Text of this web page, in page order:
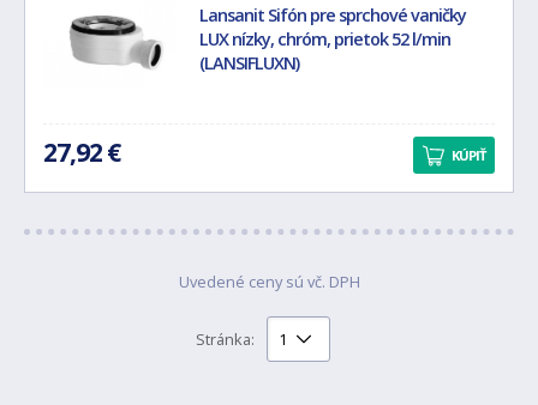
Lansanit Sifón pre sprchové vaničky
LUX nízky, chróm, prietok 52 l/min
(LANSIFLUXN)
27,92 € KÚPIŤ
Uvedené ceny sú vč. DPH
Stránka: